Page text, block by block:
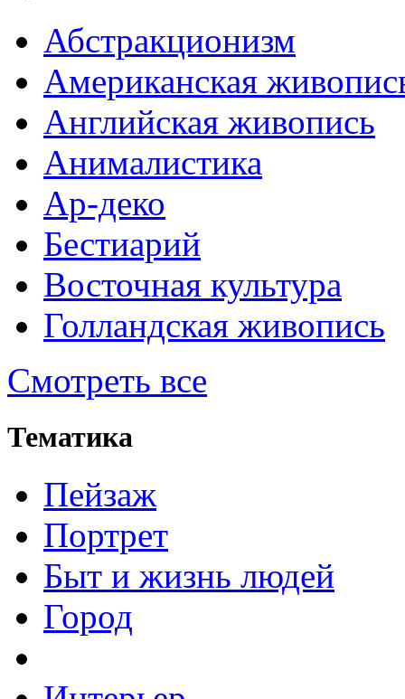
Абстракционизм
Американская
Английская живопись
Анималистика
Ар-деко
Бестиарий
Восточная культура
Голландская живопись
Смотреть все
Тематика
Пейзаж
Портрет
Быт и жизнь людей
Город